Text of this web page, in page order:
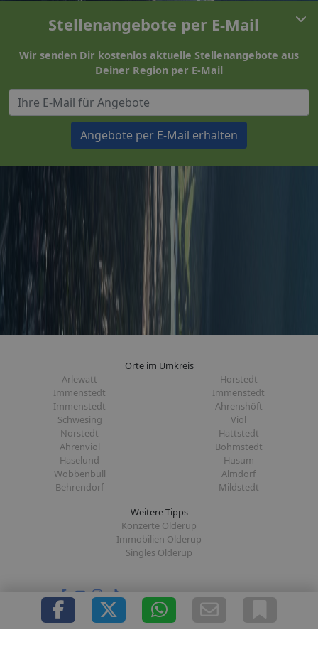
Stellenangebote per E-Mail
Wir senden Dir kostenlos aktuelle Stellenangebote aus
Deiner Region per E-Mail
Angebote per E-Mail erhalten
Orte im Umkreis
Arlewatt
Horstedt
Immenstedt
Immenstedt
Immenstedt
Ahrenshöft
Schwesing
Viöl
Norstedt
Hattstedt
Ahrenviöl
Bohmstedt
Haselund
Husum
Wobbenbüll
Almdorf
Behrendorf
Mildstedt
Weitere Tipps
Konzerte Olderup
Immobilien Olderup
Singles Olderup